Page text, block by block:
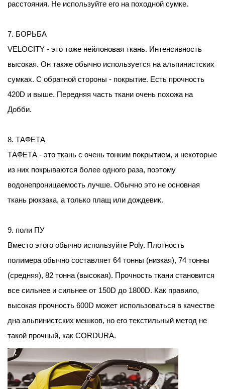
расстояния. Не используйте его на походной сумке.
7. БОРЬБА
VELOCITY - это тоже нейлоновая ткань. Интенсивность
высокая. Он также обычно используется на альпинистских
сумках. С обратной стороны - покрытие. Есть прочность
420D и выше. Передняя часть ткани очень похожа на
Добби.
8. ТАФЕТА
ТАФЕТА - это ткань с очень тонким покрытием, и некоторые
из них покрываются более одного раза, поэтому
водонепроницаемость лучше. Обычно это не основная
ткань рюкзака, а только плащ или дождевик.
9. поли ПУ
Вместо этого обычно используйте Poly. Плотность
полимера обычно составляет 64 тонны (низкая), 74 тонны
(средняя), 82 тонна (высокая). Прочность ткани становится
все сильнее и сильнее от 150D до 1800D. Как правило,
высокая прочность 600D может использоваться в качестве
дна альпинистских мешков, но его текстильный метод не
такой прочный, как CORDURA.